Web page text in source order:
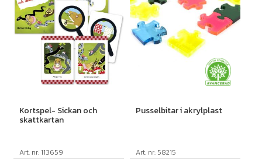
Kortspel- Sickan och
skattkartan
Art. nr: 113659
Pusselbitar i akrylplast
Art. nr: 58215